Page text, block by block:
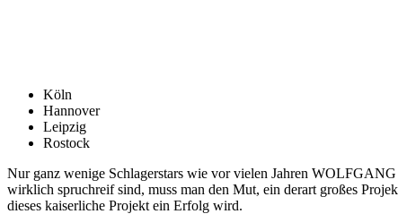
Köln
Hannover
Leipzig
Rostock
Nur ganz wenige Schlagerstars wie vor vielen Jahren
wirklich spruchreif sind, muss man den Mut, ein derart großes
dieses kaiserliche Projekt ein Erfolg wird.